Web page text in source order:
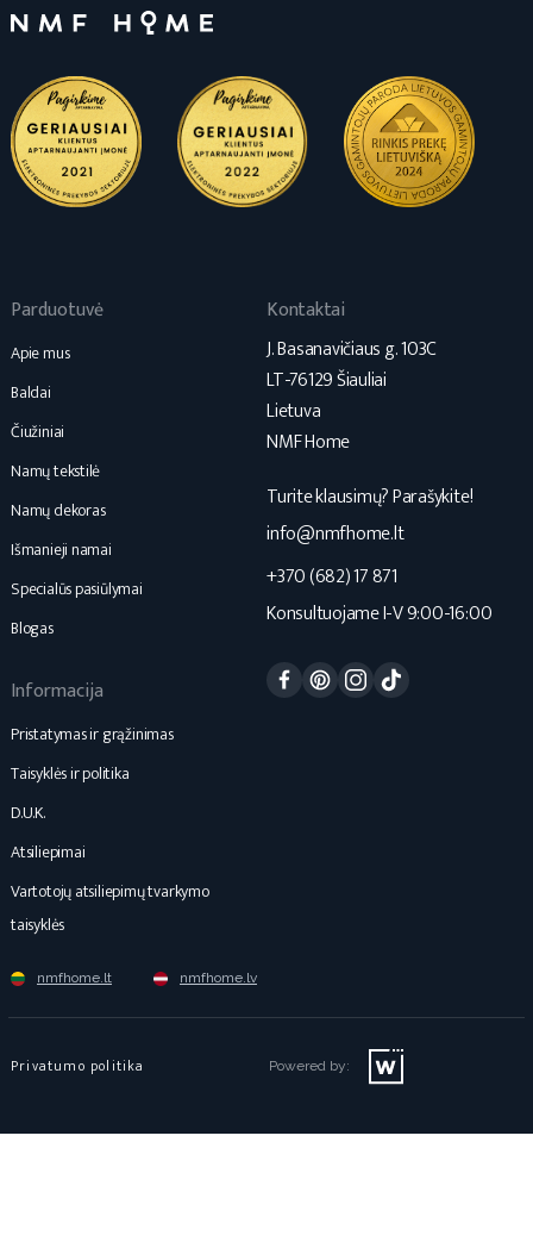
Parduotuvė
Apie mus
Baldai
Čiužiniai
Namų tekstilė
Namų dekoras
Išmanieji namai
Specialūs pasiūlymai
Blogas
Informacija
Pristatymas ir grąžinimas
Taisyklės ir politika
D.U.K.
Atsiliepimai
Vartotojų atsiliepimų tvarkymo
taisyklės
Kontaktai
J. Basanavičiaus g. 103C
LT-76129 Šiauliai
Lietuva
NMF Home
Turite klausimų? Parašykite!
info@nmfhome.lt
+370 (682) 17 871
Konsultuojame I-V 9:00-16:00
FacebookPinterestInstagram
nmfhome.lt nmfhome.lv
Privatumo politika Powered by: